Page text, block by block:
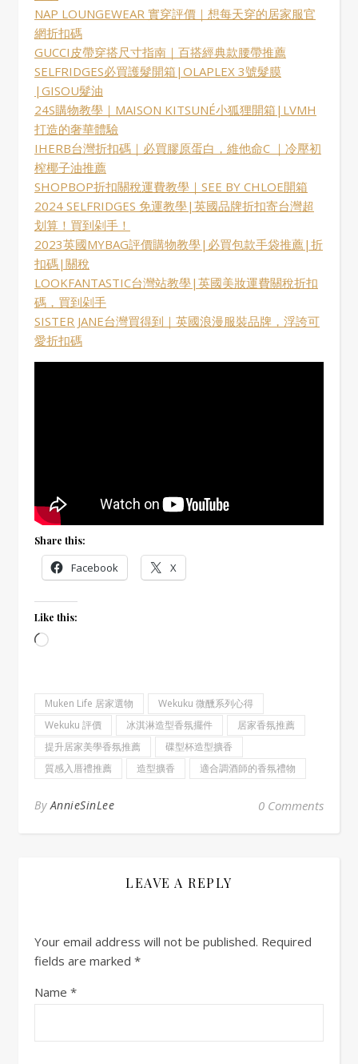
NAP LOUNGEWEAR 實穿評價｜想每天穿的居家服官
網折扣碼
GUCCI皮帶穿搭尺寸指南｜百搭經典款腰帶推薦
SELFRIDGES必買護髮開箱|OLAPLEX 3號髮膜
|GISOU髮油
24S購物教學｜MAISON KITSUNÉ小狐狸開箱|LVMH
打造的奢華體驗
IHERB台灣折扣碼｜必買膠原蛋白，維他命C ｜冷壓初
榨椰子油推薦
SHOPBOP折扣關稅運費教學｜SEE BY CHLOE開箱
2024 SELFRIDGES 免運教學|英國品牌折扣寄台灣超
划算！買到剁手！
2023英國MYBAG評價購物教學|必買包款手袋推薦|折
扣碼|關稅
LOOKFANTASTIC台灣站教學|英國美妝運費關稅折扣
碼，買到剁手
SISTER JANE台灣買得到｜英國浪漫服裝品牌，浮誇可
愛折扣碼
Share this:
Facebook X
Like this:
Loading…
Muken Life 居家選物
Wekuku 微醺系列心得
Wekuku 評價
冰淇淋造型香氛擺件
居家香氛推薦
提升居家美學香氛推薦
碟型杯造型擴香
質感入厝禮推薦
造型擴香 適合調酒師的香氛禮物
ByAnnieSinLee 0 Comments
LEAVE A REPLY
Your email address will not be published. Required
fields are marked *
Name *